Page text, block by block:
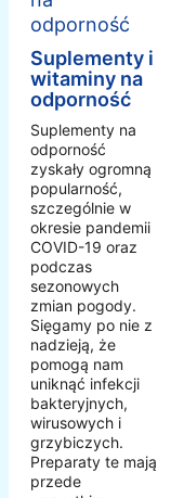
Suplementy i
witaminy na
odporność
Suplementy na
odporność
zyskały ogromną
popularność,
szczególnie w
okresie pandemii
COVID-19 oraz
podczas
sezonowych
zmian pogody.
Sięgamy po nie z
nadzieją, że
pomogą nam
uniknąć infekcji
bakteryjnych,
wirusowych i
grzybiczych.
Preparaty te mają
przede